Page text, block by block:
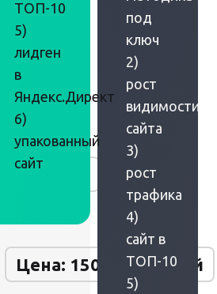
рублей
ТОП-10
5)
лидген
в
Яндекс.Директ
6)
упакованный
сайт
Цена: 150 000 рублей
под
ключ
2)
рост
видимости
сайта
3)
рост
трафика
4)
сайт в
ТОП-10
5)